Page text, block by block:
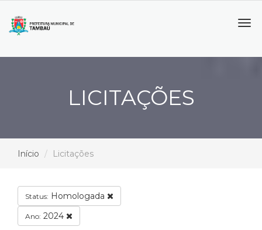
LICITAÇÕES
Início Licitações
Status: Homologada
Ano: 2024